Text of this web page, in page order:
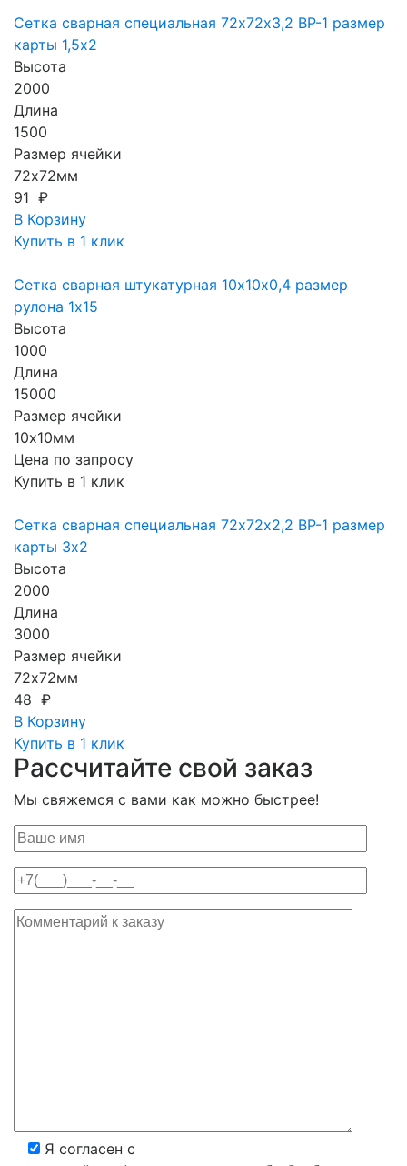
Сетка сварная специальная 72х72х3,2 ВР-1 размер
карты 1,5х2
Высота
2000
Длина
1500
Размер ячейки
72х72мм
91 ₽
В Корзину
Купить в 1 клик
Сетка сварная штукатурная 10х10х0,4 размер
рулона 1х15
Высота
1000
Длина
15000
Размер ячейки
10х10мм
Цена по запросу
Купить в 1 клик
Сетка сварная специальная 72х72х2,2 ВР-1 размер
карты 3х2
Высота
2000
Длина
3000
Размер ячейки
72х72мм
48 ₽
В Корзину
Купить в 1 клик
Рассчитайте свой заказ
Мы свяжемся с вами как можно быстрее!
Я согласен с